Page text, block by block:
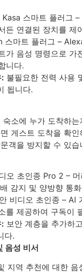
스마트 플러그
든 연결된 장치를 제
스마트 플러그 –
가 음성 명령으로 가
니다.
불필요한 전력 사용
됩니다.
소에 누가 도착하
게스트 도착을 확
객을 방지할 수 있습
오 초인종 Pro 2 –
감지 및 양방향 통
비디오 초인종 – AI
를 제공하여 구독이
보안 계층을 추가하
다.
음성 비서
지역 추천에 대한 음